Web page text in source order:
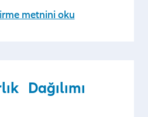
metnini oku
Dağılımı